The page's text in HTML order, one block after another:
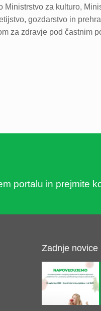
za kulturo,
gozdarstvo in
za zdravje pod častnim
portalu in prejmite
Zadnje novice